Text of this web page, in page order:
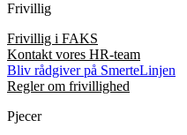
Frivillig
Frivillig i FAKS
Kontakt vores HR-team
Bliv rådgiver på SmerteLinjen
Regler om frivillighed
Pjecer